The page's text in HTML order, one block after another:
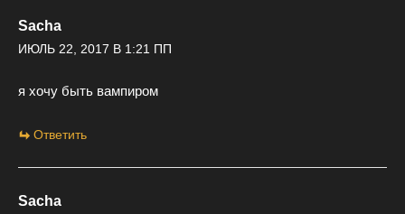
Sacha
ИЮЛЬ 22, 2017 В 1:21 ПП
я хочу быть вампиром
Ответить
Sacha